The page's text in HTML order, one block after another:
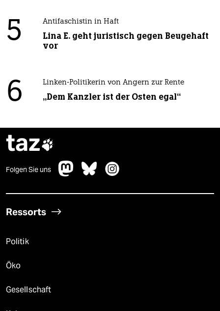
5 Antifaschistin in Haft
Lina E. geht juristisch gegen Beugehaft
vor
6 Linken-Politikerin von Angern zur Rente
„Dem Kanzler ist der Osten egal“
taz
Folgen Sie uns
Ressorts
Politik
Öko
Gesellschaft